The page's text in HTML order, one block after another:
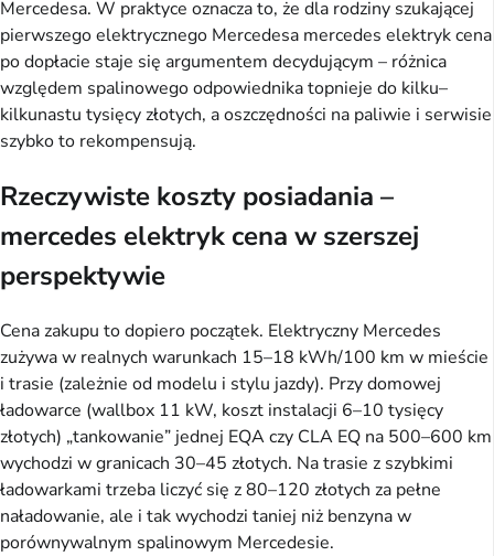
Mercedesa. W praktyce oznacza to, że dla rodziny szukającej
pierwszego elektrycznego Mercedesa mercedes elektryk cena
po dopłacie staje się argumentem decydującym – różnica
względem spalinowego odpowiednika topnieje do kilku–
kilkunastu tysięcy złotych, a oszczędności na paliwie i serwisie
szybko to rekompensują.
Rzeczywiste koszty posiadania –
mercedes elektryk cena w szerszej
perspektywie
Cena zakupu to dopiero początek. Elektryczny Mercedes
zużywa w realnych warunkach 15–18 kWh/100 km w mieście
i trasie (zależnie od modelu i stylu jazdy). Przy domowej
ładowarce (wallbox 11 kW, koszt instalacji 6–10 tysięcy
złotych) „tankowanie” jednej EQA czy CLA EQ na 500–600 km
wychodzi w granicach 30–45 złotych. Na trasie z szybkimi
ładowarkami trzeba liczyć się z 80–120 złotych za pełne
naładowanie, ale i tak wychodzi taniej niż benzyna w
porównywalnym spalinowym Mercedesie.